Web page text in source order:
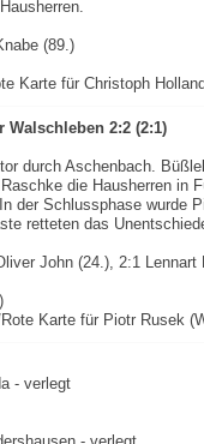
(89.)
Karte für Christoph
Walschleben 2:2 (2:1)
durch Aschenbach.
die Hausherren in
der Schlussphase wurde
retteten das
John (24.), 2:1
Karte für Piotr Rusek
- verlegt